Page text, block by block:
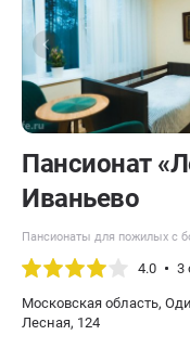
Пансионат
Иваньево
Пансионаты для пожилых с
4.0 3
Московская область,
Лесная, 124